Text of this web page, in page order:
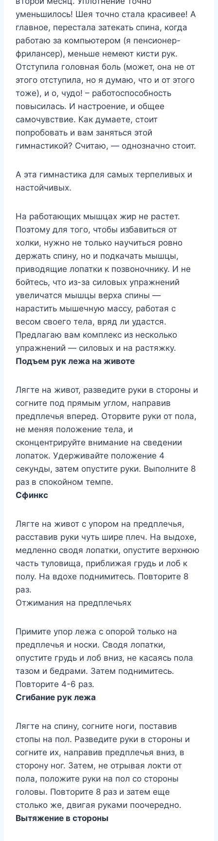
уменьшилось! Шея точно стала красивее! А
главное, перестала затекать спина, когда
работаю за компьютером (я пенсионер-
фрилансер), меньше немеют кисти рук.
Отступила головная боль (может, она не от
этого отступила, но я думаю, что и от этого
тоже), и о, чудо! – работоспособность
повысилась. И настроение, и общее
самочувствие. Как думаете, стоит
попробовать и вам заняться этой
гимнастикой? Считаю, — однозначно стоит.
А эта гимнастика для самых терпеливых и
настойчивых.
На работающих мышцах жир не растет.
Поэтому для того, чтобы избавиться от
холки, нужно не только научиться ровно
держать спину, но и подкачать мышцы,
приводящие лопатки к позвоночнику. И не
бойтесь, что из-за силовых упражнений
увеличатся мышцы верха спины —
нарастить мышечную массу, работая с
весом своего тела, вряд ли удастся.
Предлагаю вам комплекс из несколько
упражнений — силовых и на растяжку.
Подъем рук лежа на животе
Лягте на живот, разведите руки в стороны и
согните под прямым углом, направив
предплечья вперед. Оторвите руки от пола,
не меняя положение тела, и
сконцентрируйте внимание на сведении
лопаток. Удерживайте положение 4
секунды, затем опустите руки. Выполните 8
раз в спокойном темпе.
Сфинкс
Лягте на живот с упором на предплечья,
расставив руки чуть шире плеч. На выдохе,
медленно сводя лопатки, опустите верхнюю
часть туловища, приближая грудь и лоб к
полу. На вдохе поднимитесь. Повторите 8
раз.
Отжимания на предплечьях
Примите упор лежа с опорой только на
предплечья и носки. Сводя лопатки,
опустите грудь и лоб вниз, не касаясь пола
тазом и бедрами. Затем поднимитесь.
Повторите 4-6 раз.
Сгибание рук лежа
Лягте на спину, согните ноги, поставив
стопы на пол. Разведите руки в стороны и
согните их, направив предплечья вниз, в
сторону ног. Затем, не отрывая локти от
пола, положите руки на пол со стороны
головы. Повторите 8 раз и затем еще
столько же, двигая руками поочередно.
Вытяжение в стороны